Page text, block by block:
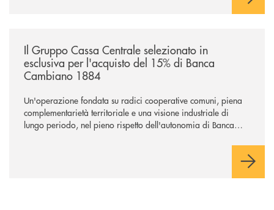
Il Gruppo Cassa Centrale selezionato in
esclusiva per l'acquisto del 15% di Banca
Cambiano 1884
Un'operazione fondata su radici cooperative comuni, piena
complementarietà territoriale e una visione industriale di
lungo periodo, nel pieno rispetto dell'autonomia di Banca
negoziazione esclusiva per la finalizzazione dell’operazione.